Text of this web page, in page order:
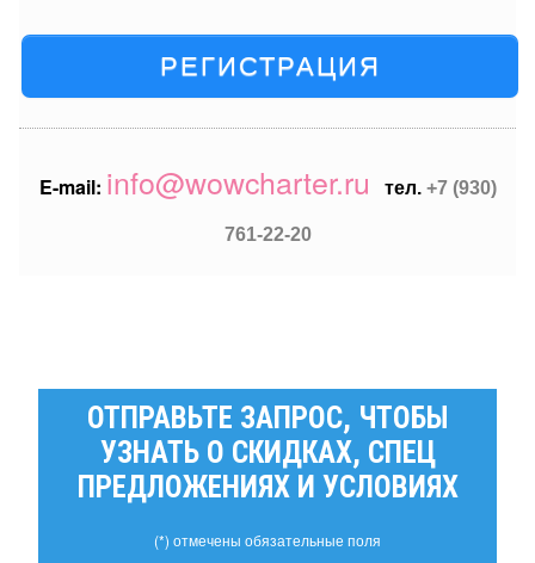
РЕГИСТРАЦИЯ
E-mail: info@wowcharter.ru тел.+7 (930)
761-22-20
ОТПРАВЬТЕ ЗАПРОС, ЧТОБЫ
УЗНАТЬ О СКИДКАХ, СПЕЦ
ПРЕДЛОЖЕНИЯХ И УСЛОВИЯХ
(*) отмечены обязательные поля